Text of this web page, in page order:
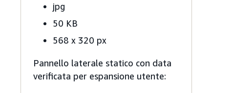
jpg
50 KB
568 x 320 px
Pannello laterale statico con data
verificata per espansione utente: